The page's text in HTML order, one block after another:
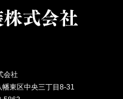
会社
東区中央三丁目8-31